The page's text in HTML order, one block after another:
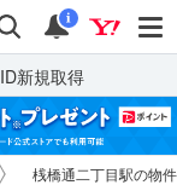
検索 通知
i
ID新規取得
桟橋通二丁目駅の物